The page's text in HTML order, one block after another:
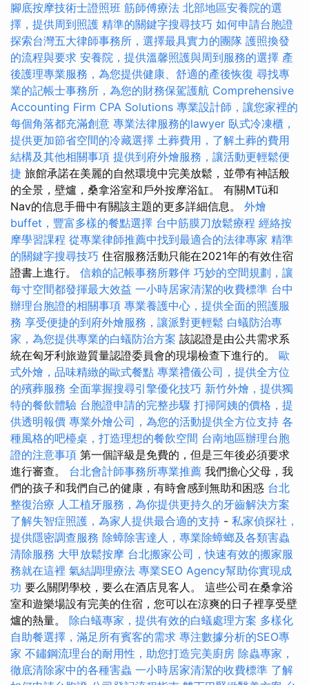
腳底按摩技術士證照班 筋師傅療法 北部地區安養院的選
擇，提供周到照護 精準的關鍵字搜尋技巧 如何申請台胞證
探索台灣五大律師事務所，選擇最具實力的團隊 護照換發
的流程與要求 安養院，提供溫馨照護與周到服務的選擇 產
後護理專業服務，為您提供健康、舒適的產後恢復 尋找專
業的記帳士事務所，為您的財務保駕護航 Comprehensive
Accounting Firm CPA Solutions 專業設計師，讓您家裡的
每個角落都充滿創意 專業法律服務的lawyer 臥式冷凍櫃，
提供更加節省空間的冷藏選擇 土葬費用，了解土葬的費用
結構及其他相關事項 提供到府外燴服務，讓活動更輕鬆便
捷 旅館承諾在美麗的自然環境中完美放鬆，並帶有神話般
的全景，壁爐，桑拿浴室和戶外按摩浴缸。 有關MTü和
Nav的信息手冊中有關該主題的更多詳細信息。 外燴
buffet，豐富多樣的餐點選擇 台中筋膜刀放鬆療程 經絡按
摩學習課程 從專業律師推薦中找到最適合的法律專家 精準
的關鍵字搜尋技巧 住宿服務活動只能在2021年的有效住宿
證書上進行。 信賴的記帳事務所夥伴 巧妙的空間規劃，讓
每寸空間都發揮最大效益 一小時居家清潔的收費標準 台中
辦理台胞證的相關事項 專業養護中心，提供全面的照護服
務 享受便捷的到府外燴服務，讓派對更輕鬆 白蟻防治專
家，為您提供專業的白蟻防治方案 該認證是由公共需求系
統在匈牙利旅遊質量認證委員會的現場檢查下進行的。 歐
式外燴，品味精緻的歐式餐點 專業禮儀公司，提供全方位
的殯葬服務 全面掌握搜尋引擎優化技巧 新竹外燴，提供獨
特的餐飲體驗 台胞證申請的完整步驟 打掃阿姨的價格，提
供透明報價 專業外燴公司，為您的活動提供全方位支持 各
種風格的吧檯桌，打造理想的餐飲空間 台南地區辦理台胞
證的注意事項 第一個評級是免費的，但是三年後必須要求
進行審查。 台北會計師事務所專業推薦 我們擔心父母，我
們的孩子和我們自己的健康，有時會感到無助和困惑 台北
整復治療 人工植牙服務，為你提供更持久的牙齒解決方案
了解失智症照護，為家人提供最合適的支持 - 私家偵探社，
提供隱密調查服務 除蟑除害達人，專業除蟑螂及各類害蟲
清除服務 大甲放鬆按摩 台北搬家公司，快速有效的搬家服
務就在這裡 氣結調理療法 專業SEO Agency幫助你實現成
功 要么關閉學校，要么在酒店見客人。 這些公司在桑拿浴
室和遊樂場設有完美的住宿，您可以在涼爽的日子裡享受壁
爐的熱量。 除白蟻專家，提供有效的白蟻處理方案 多樣化
自助餐選擇，滿足所有賓客的需求 專注數據分析的SEO專
家 不鏽鋼流理台的耐用性，助您打造完美廚房 除蟲專家，
徹底清除家中的各種害蟲 一小時居家清潔的收費標準 了解